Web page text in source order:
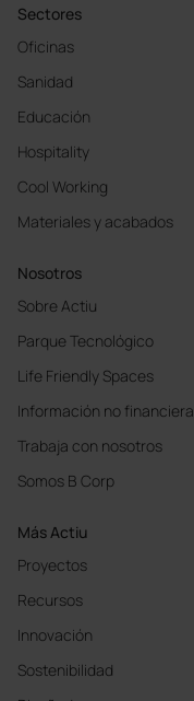
Sectores
Oficinas
Sanidad
Educación
Hospitality
Cool Working
Materiales y acabados
Nosotros
Sobre Actiu
Parque Tecnológico
Life Friendly Spaces
Información no financiera
Trabaja con nosotros
Somos B Corp
Más Actiu
Proyectos
Recursos
Innovación
Sostenibilidad